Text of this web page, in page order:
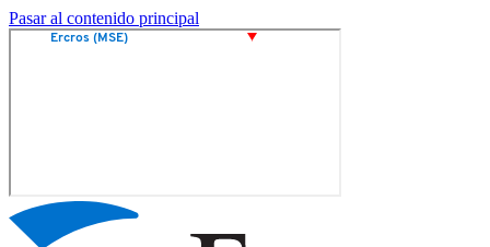
Pasar al contenido principal